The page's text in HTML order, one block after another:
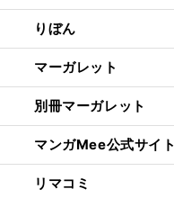
りぼん
マーガレット
別冊マーガレット
マンガMee公式サイト
リマコミ